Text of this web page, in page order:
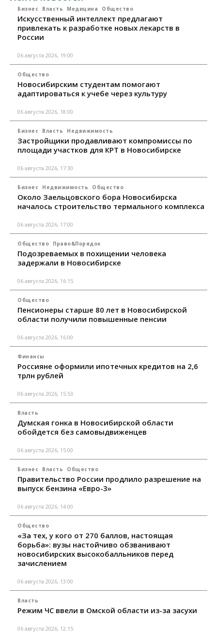
Бизнес Власть Медицина Общество
Искусственный интеллект предлагают
привлекать к разработке новых лекарств в
России
06 августа 2026, 19:00
Общество
Новосибирским студентам помогают
адаптироваться к учебе через культуру
06 августа 2026, 18:00
Бизнес Власть Недвижимость
Застройщики продавливают компромиссы по
площади участков для КРТ в Новосибирске
06 августа 2026, 17:30
Бизнес Недвижимость Общество
Около Заельцовского бора Новосибирска
началось строительство термального комплекса
06 августа 2026, 17:00
Общество Право&Порядок
Подозреваемых в похищении человека
задержали в Новосибирске
06 августа 2026, 16:15
Общество
Пенсионеры старше 80 лет в Новосибирской
области получили повышенные пенсии
06 августа 2026, 16:00
Финансы
Россияне оформили ипотечных кредитов на 2,6
трлн рублей
06 августа 2026, 15:53
Власть
Думская гонка в Новосибирской области
обойдется без самовыдвиженцев
06 августа 2026, 15:00
Бизнес Власть Общество
Правительство России продлило разрешение на
выпуск бензина «Евро-3»
06 августа 2026, 14:00
Общество
«За тех, у кого от 270 баллов, настоящая
борьба»: вузы настойчиво обзванивают
новосибирских высокобалльников перед
зачислением
06 августа 2026, 13:00
Власть
Режим ЧС ввели в Омской области из-за засухи
06 августа 2026, 12:15